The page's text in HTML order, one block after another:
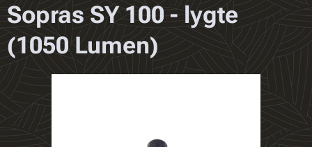
Sopras SY 100 - lygte
(1050 Lumen)